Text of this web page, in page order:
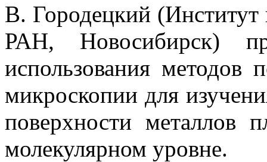
В. Городецкий
РАН, Новосибирск)
использования методов
микроскопии для
поверхности металлов
молекулярном уровне.